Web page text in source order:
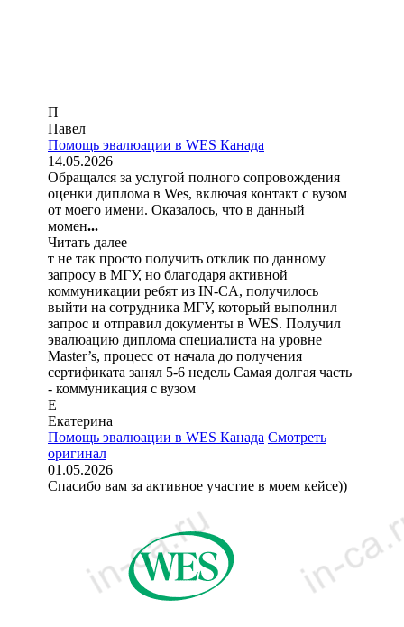
П
Павел
Помощь эвалюации в WES Канада
14.05.2026
Обращался за услугой полного сопровождения
оценки диплома в Wes, включая контакт с вузом
от моего имени. Оказалось, что в данный
момен...
Читать далее
т не так просто получить отклик по данному
запросу в МГУ, но благодаря активной
коммуникации ребят из IN-CA, получилось
выйти на сотрудника МГУ, который выполнил
запрос и отправил документы в WES. Получил
эвалюацию диплома специалиста на уровне
Master’s, процесс от начала до получения
сертификата занял 5-6 недель Самая долгая часть
- коммуникация с вузом
Е
Екатерина
Помощь эвалюации в WES Канада Смотреть
оригинал
01.05.2026
Спасибо вам за активное участие в моем кейсе))